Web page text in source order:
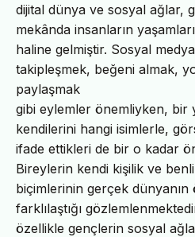
dijital dünya ve sosyal ağlar,
mekânda insanların
haline gelmiştir. Sosyal
takipleşmek, beğeni almak,
paylaşmak
gibi eylemler önemliyken, bir
kendilerini hangi isimlerle,
ifade ettikleri de bir o kadar
Bireylerin kendi kişilik ve
biçimlerinin gerçek
farklılaştığı
özellikle gençlerin sosyal